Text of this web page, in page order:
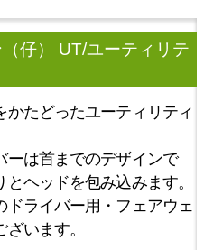
仔） UT/ユーティリテ
たどったユーティリティ
ーは首までのデザインで
ヘッドを包み込みます。
ライバー用・フェアウェ
います。